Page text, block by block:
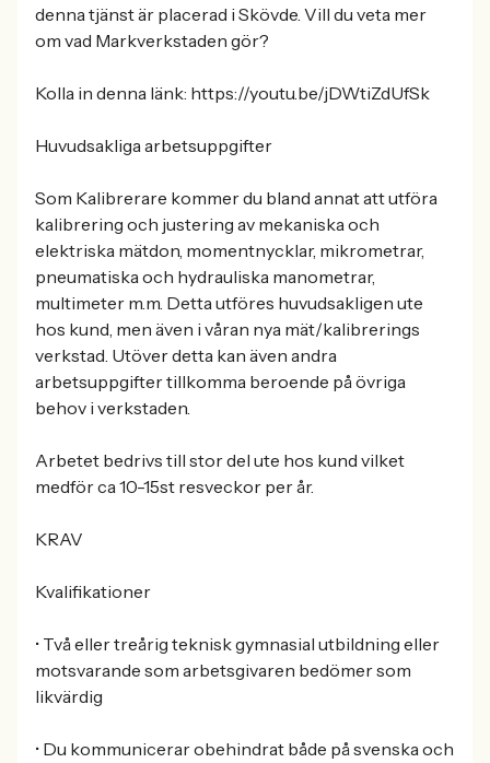
denna tjänst är placerad i Skövde. Vill du veta mer
om vad Markverkstaden gör?
Kolla in denna länk: https://youtu.be/jDWtiZdUfSk
Huvudsakliga arbetsuppgifter
Som Kalibrerare kommer du bland annat att utföra
kalibrering och justering av mekaniska och
elektriska mätdon, momentnycklar, mikrometrar,
pneumatiska och hydrauliska manometrar,
multimeter m.m. Detta utföres huvudsakligen ute
hos kund, men även i våran nya mät/kalibrerings
verkstad. Utöver detta kan även andra
arbetsuppgifter tillkomma beroende på övriga
behov i verkstaden.
Arbetet bedrivs till stor del ute hos kund vilket
medför ca 10-15st resveckor per år.
KRAV
Kvalifikationer
• Två eller treårig teknisk gymnasial utbildning eller
motsvarande som arbetsgivaren bedömer som
likvärdig
• Du kommunicerar obehindrat både på svenska och